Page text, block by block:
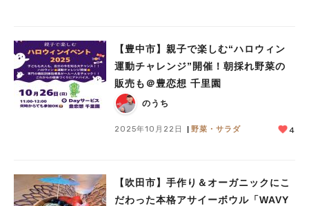
【豊中市】親子で楽しむ“ハロウィン
運動チャレンジ”開催！朝採れ野菜の
販売も＠豊恋想 千里園
のうち
2025年10月22日 野菜・サラダ 4
【吹田市】手作り＆オーガニックにこ
だわった本格アサイーボウル「WAVY